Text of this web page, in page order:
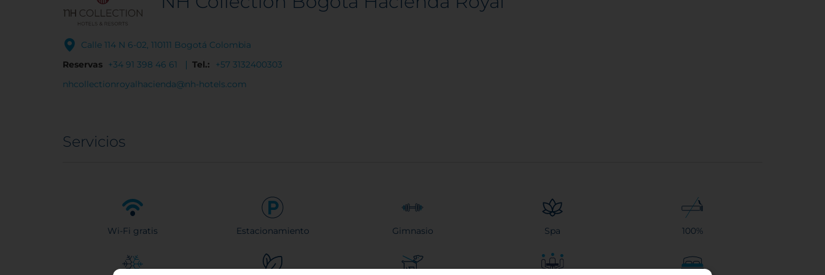
Calle 114 N 6-02, 110111 Bogotá Colombia
Reservas +34 91 398 46 61 Tel.:
+57 3132400303
nhcollectionroyalhacienda@nh-hotels.com
Servicios
Wi-Fi gratis Estacionamiento Gimnasio Spa 100%